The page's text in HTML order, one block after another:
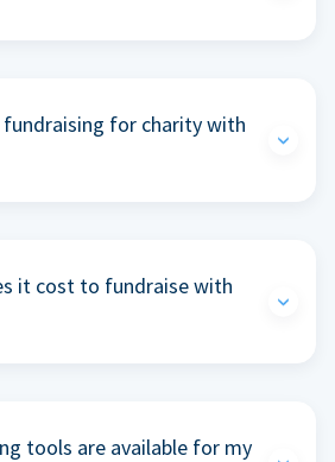
for charity with
it cost to fundraise with
tools are available for my